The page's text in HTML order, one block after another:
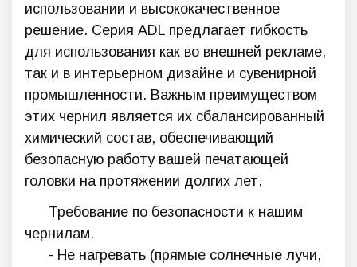
использовании и высококачественное
решение. Серия ADL предлагает гибкость
для использования как во внешней рекламе,
так и в интерьерном дизайне и сувенирной
промышленности. Важным преимуществом
этих чернил является их сбалансированный
химический состав, обеспечивающий
безопасную работу вашей печатающей
головки на протяжении долгих лет.
Требование по безопасности к нашим
чернилам.
- Не нагревать (прямые солнечные лучи,